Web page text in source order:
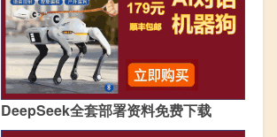
DeepSeek全套部署资料免费下载